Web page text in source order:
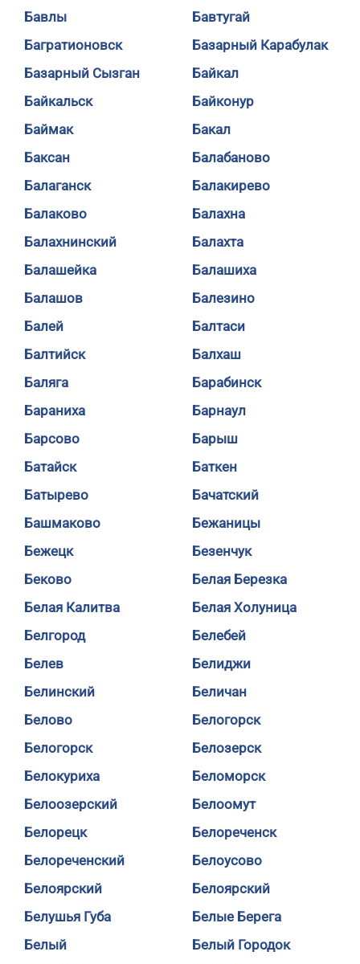
Бавлы
Бавтугай
Багратионовск
Базарный Карабулак
Базарный Сызган
Байкал
Байкальск
Байконур
Баймак
Бакал
Баксан
Балабаново
Балаганск
Балакирево
Балаково
Балахна
Балахнинский
Балахта
Балашейка
Балашиха
Балашов
Балезино
Балей
Балтаси
Балтийск
Балхаш
Баляга
Барабинск
Бараниха
Барнаул
Барсово
Барыш
Батайск
Баткен
Батырево
Бачатский
Башмаково
Бежаницы
Бежецк
Безенчук
Беково
Белая Березка
Белая Калитва
Белая Холуница
Белгород
Белебей
Белев
Белиджи
Белинский
Беличан
Белово
Белогорск
Белогорск
Белозерск
Белокуриха
Беломорск
Белоозерский
Белоомут
Белорецк
Белореченск
Белореченский
Белоусово
Белоярский
Белоярский
Белушья Губа
Белые Берега
Белый
Белый Городок